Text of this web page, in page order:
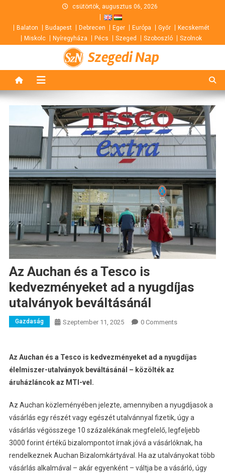
content
csütörtök, augusztus 06, 2026
Balaton Budapest Debrecen Eger Európa Győr
Kecskemét
Miskolc
Nyíregyháza Pécs Szeged Szoboszló Szolnok
Szegedi Nap
Az Auchan és a Tesco is
kedvezményeket ad a nyugdíjas
utalványok beváltásánál
Gazdaság Szeptember 11, 2025 0 Comments
Az Auchan és a Tesco is kedvezményeket ad a nyugdíjas
élelmiszer-utalványok beváltásánál – közölték az
áruházláncok az MTI-vel.
Az Auchan közleményében jelezte, amennyiben a nyugdíjasok a
vásárlás egy részét vagy egészét utalvánnyal fizetik, úgy a
vásárlás végösszege 10 százalékának megfelelő, legfeljebb
3000 forint értékű bizalompontot írnak jóvá a vásárlóknak, ha
rendelkeznek Auchan Bizalomkártyával. Ha az utalványokat több
vásárlás alkalmával – akár egyenként – váltja be a vásárló, úgy